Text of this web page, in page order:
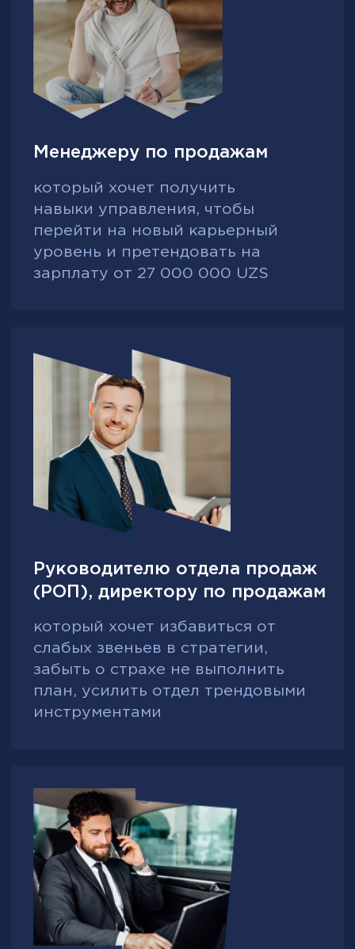
Использование качественно-
работающих скриптов продаж,
техники выявления возражений
(SYMPTOMS+CAUSES), матриц
уступок и эмоционального
интеллекта для управления
переговорами и повышения
результативности
Недостаток мотивации и высокая
продаж
Построение сбалансированной
системы материальной и
проведение диагностики личных
мотивов, внедрение
Внедрение стандартизированных
программ онбординга, тестового
дня, ассессмента и
наставничества с применением
Welcomebook и методик контроля
прогресса
обучению и адаптации новых
менеджеров, что снижает скорость
выхода на результат
отдела продаж
процессов, стандартизация
звонкам, встречам, сделкам и
среднему чеку, регулярный аудит
эффективности и применение
SMART-задач
Сегментация клиентской базы,
разработка персонализированных
коммерческих предложений и
программ прогрева, интеграция
цифровых инструментов для
оценки удовлетворенности и LTV